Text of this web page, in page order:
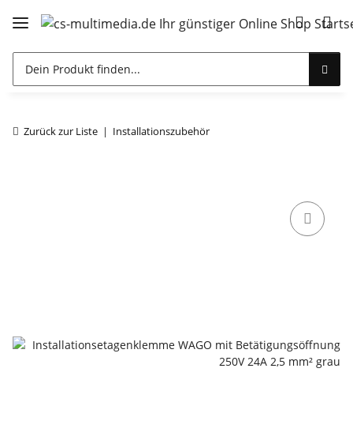
Zurück zur Liste Installationszubehör